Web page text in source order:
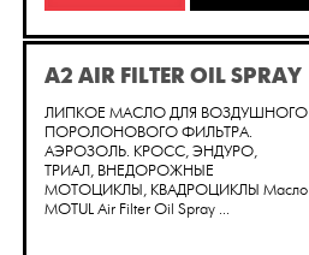
A2 AIR FILTER OIL SPRAY
ЛИПКОЕ МАСЛО ДЛЯ ВОЗДУШНОГО
ПОРОЛОНОВОГО ФИЛЬТРА.
АЭРОЗОЛЬ. КРОСС, ЭНДУРО,
ТРИАЛ, ВНЕДОРОЖНЫЕ
МОТОЦИКЛЫ, КВАДРОЦИКЛЫ Масло
MOTUL Air Filter Oil Spray ...